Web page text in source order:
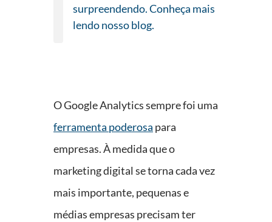
surpreendendo. Conheça mais
lendo nosso blog.
O Google Analytics sempre foi uma
ferramenta poderosa para
empresas. À medida que o
marketing digital se torna cada vez
mais importante, pequenas e
médias empresas precisam ter